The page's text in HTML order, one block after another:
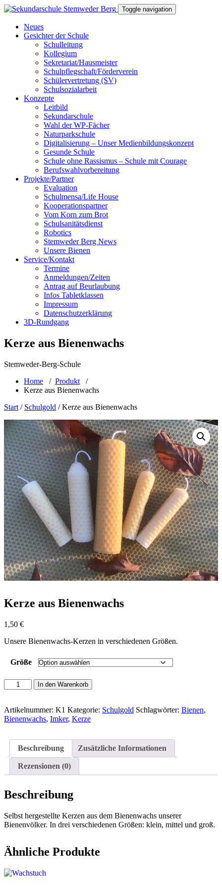
Toggle navigation
Neues
Gesichter der Schule
Schulleitung
Kollegium
Sekretariat/Hausmeister
Schulpflegschaft/Förderverein
Schülervertretung (SV)
Schulsozialarbeit
Konzepte
Leitbild
Sekundarschule
Wahl der WP-Fächer
Naturparkschule
Digitalisierung – Unser Medienbildungskonzept
Gesunde Schule
Schule ohne Rassismus – Schule mit Courage
Berufswahlvorbereitung
Projekte/Partner
Evaluation
Schulmensa/Life House
Kooperationspartner
Vom Korn zum Brot
Schulsanitätsdienst
Robotics
Stemweder Berg News
Unsere Bienen
Service/Kontakt
Termine
Anmeldungen/Zeiten
Antrag auf Beurlaubung
Infos Tabletklassen
Impressum
Datenschutzerklärung
3D-Rundgang
Kerze aus Bienenwachs
Stemweder-Berg-Schule
Home / Produkt /
Kerze aus Bienenwachs
Start / Schulgold / Kerze aus Bienenwachs
Kerze aus Bienenwachs
1,50 €
Unsere Bienenwachs-Kerzen in verschiedenen Größen.
Größe
Kerze
aus
Menge
In den Warenkorb
Artikelnummer: K1 Kategorie: Schulgold Schlagwörter: Bienen,
Bienenwachs, Imker, Kerze
Beschreibung Zusätzliche Informationen
Rezensionen (0)
Beschreibung
Selbst hergestellte Kerzen aus dem Bienenwachs unserer
Bienenvölker. In drei verschiedenen Größen: klein, mittel und groß.
Ähnliche Produkte